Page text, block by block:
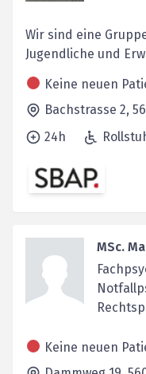
Wir sind eine
Jugendliche und
Keine neuen
Bachstrasse 2,
24h
MSc.
Keine neuen